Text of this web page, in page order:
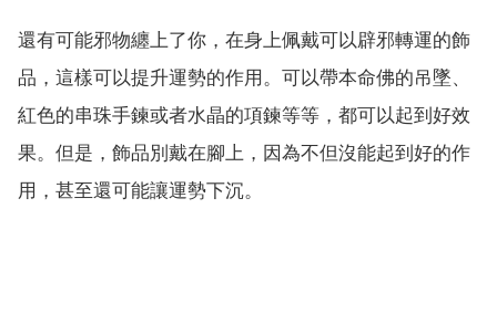
還有可能邪物纏上了你，在身上佩戴可以辟邪轉運的飾
品，這樣可以提升運勢的作用。可以帶本命佛的吊墜、
紅色的串珠手鍊或者水晶的項鍊等等，都可以起到好效
果。但是，飾品別戴在腳上，因為不但沒能起到好的作
用，甚至還可能讓運勢下沉。